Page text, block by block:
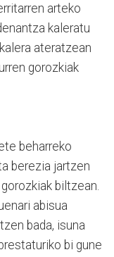
arteko
kaleratu
ateratzean
gorozkiak
beharreko
berezia jartzen
biltzean.
abisua
bada, isuna
bi gune